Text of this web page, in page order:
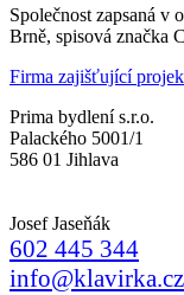
Společnost zapsaná v
Brně, spisová značka
Firma zajišťující
Prima bydlení s.r.o.
Palackého 5001/1
586 01 Jihlava
Josef Jaseňák
602 445 344
info@klavirka.cz